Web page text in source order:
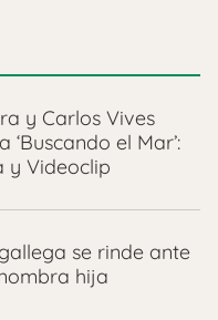
y Carlos Vives
‘Buscando el Mar’:
y Videoclip
se rinde ante
hija